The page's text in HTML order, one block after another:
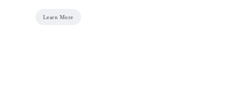
Learn More